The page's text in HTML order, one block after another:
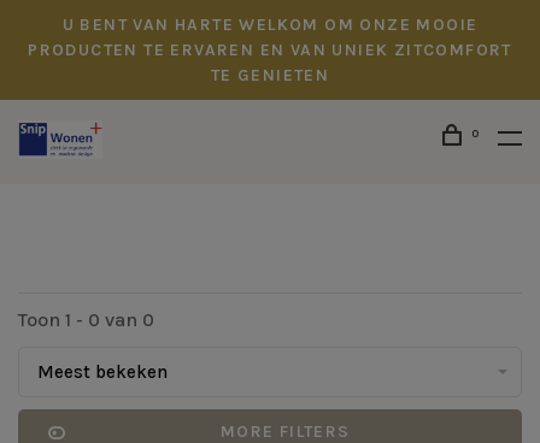
U BENT VAN HARTE WELKOM OM ONZE MOOIE
PRODUCTEN TE ERVAREN EN VAN UNIEK ZITCOMFORT
TE GENIETEN
0
Toon 1 - 0 van 0
Meest bekeken
MORE FILTERS